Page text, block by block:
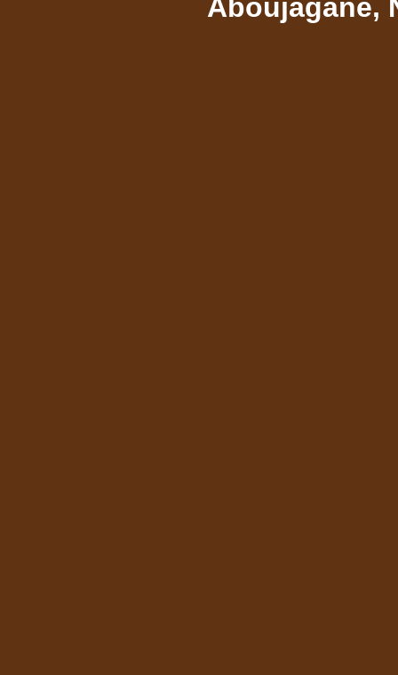
Aboujagane,